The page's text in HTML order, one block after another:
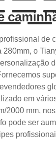
de
280mm, o
em
2000 mm,
pode ser